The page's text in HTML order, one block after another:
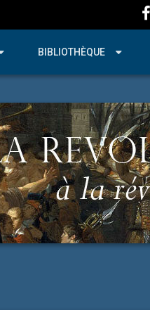
BIBLIOTHÈQUE